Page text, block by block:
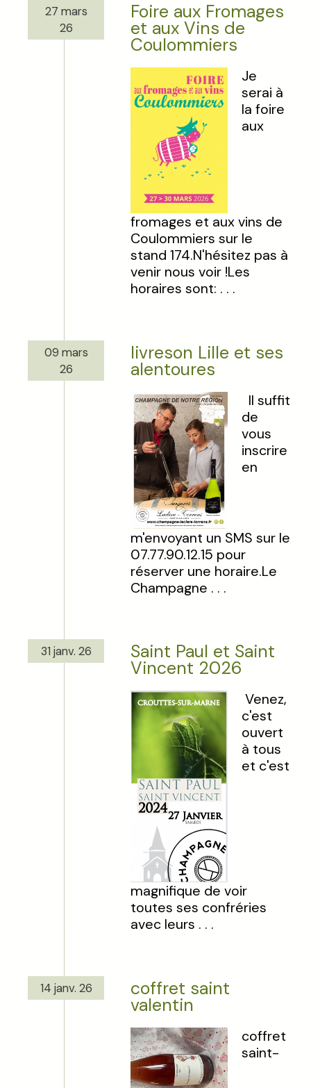
27 mars
26
Foire aux Fromages
et aux Vins de
Coulommiers
Je
serai à
la foire
aux
fromages et aux vins de
Coulommiers sur le
stand 174.N'hésitez pas à
venir nous voir !Les
horaires sont: . . .
09 mars
26
livreson Lille et ses
alentoures
Il suffit
de
vous
inscrire
en
m'envoyant un SMS sur le
07.77.90.12.15 pour
réserver une horaire.Le
Champagne . . .
31 janv. 26 Saint Paul et Saint
Vincent 2026
Venez,
c'est
ouvert
à tous
et c'est
magnifique de voir
toutes ses confréries
avec leurs . . .
14 janv. 26 coffret saint
valentin
coffret
saint-